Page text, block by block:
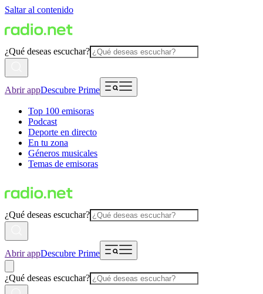
Saltar al contenido
¿Qué deseas escuchar?
Abrir appDescubre Prime
Top 100 emisoras
Podcast
Deporte en directo
En tu zona
Géneros musicales
Temas de emisoras
¿Qué deseas escuchar?
Abrir appDescubre Prime
¿Qué deseas escuchar?